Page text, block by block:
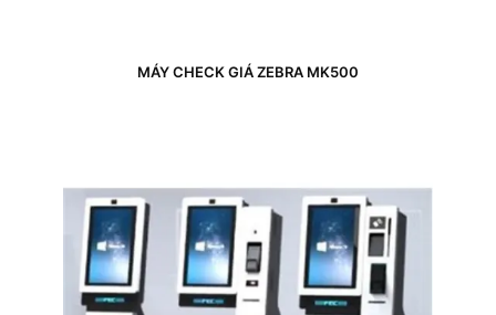
MÁY CHECK GIÁ ZEBRA MK500